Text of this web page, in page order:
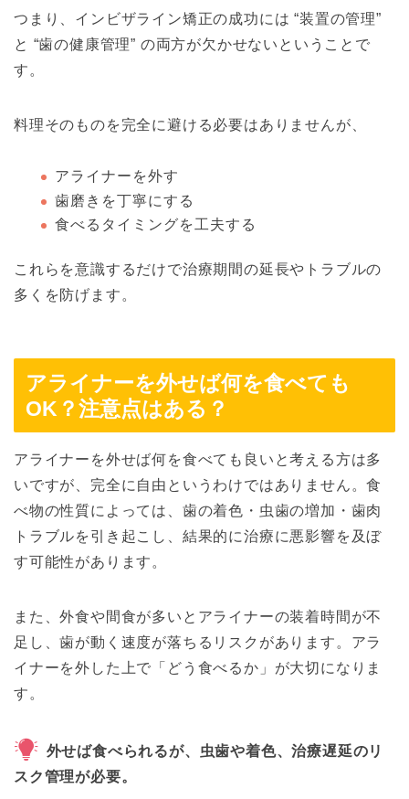
つまり、インビザライン矯正の成功には “装置の管理”
と “歯の健康管理” の両方が欠かせないということで
す。
料理そのものを完全に避ける必要はありませんが、
アライナーを外す
歯磨きを丁寧にする
食べるタイミングを工夫する
これらを意識するだけで治療期間の延長やトラブルの
多くを防げます。
アライナーを外せば何を食べても
OK？注意点はある？
アライナーを外せば何を食べても良いと考える方は多
いですが、完全に自由というわけではありません。食
べ物の性質によっては、歯の着色・虫歯の増加・歯肉
トラブルを引き起こし、結果的に治療に悪影響を及ぼ
す可能性があります。
また、外食や間食が多いとアライナーの装着時間が不
足し、歯が動く速度が落ちるリスクがあります。アラ
イナーを外した上で「どう食べるか」が大切になりま
す。
外せば食べられるが、虫歯や着色、治療遅延のリ
スク管理が必要。